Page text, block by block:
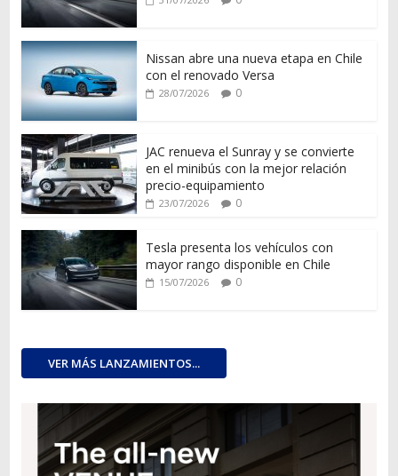
Nissan abre una nueva etapa en Chile
con el renovado Versa
28/07/2026 0
JAC renueva el Sunray y se convierte
en el minibús con la mejor relación
precio-equipamiento
23/07/2026 0
Tesla presenta los vehículos con
mayor rango disponible en Chile
15/07/2026 0
VER MÁS LANZAMIENTOS...